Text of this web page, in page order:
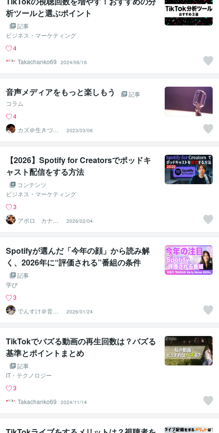
析ツールと選ぶポイント
記事
ビジネス・マーケティング
4
Takachanko69
2024/06/16
音声メディアをもっと楽しもう
記事
コラム
4
カズ＠生きづら
い人のカウンセ
ラー
2023/03/06
【2026】Spotify for Creatorsでポッドキ
ャスト配信をする方法
コンテンツ
ビジネス・マーケティング
3
アポロ カナダ
在住起業家☑️
2026/02/04
Spotifyが選んだ「今年の顔」から読み解
く、2026年に“評価される”番組の条件
記事
学び
3
でんすけ＠音声
メディアプロデ
ューサー
2026/01/24
TikTokでバズる動画の再生回数は？バズる
基準とポイントまとめ
記事
IT・テクノロジー
3
Takachanko69
2024/11/14